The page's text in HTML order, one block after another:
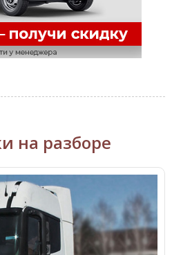
на разборе